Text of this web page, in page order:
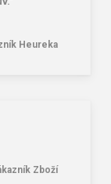
Heureka
Zboží